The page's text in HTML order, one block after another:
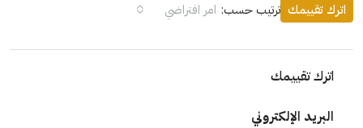
ترتيب حسب: امر افتراضي اترك تقييمك
اترك تقييمك
البريد الإلكتروني